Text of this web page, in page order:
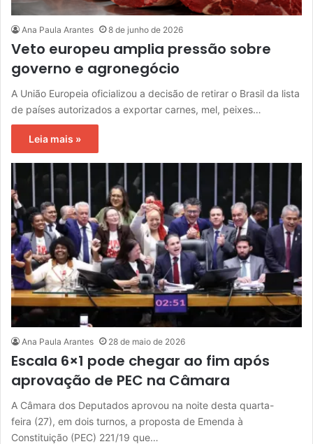
Ana Paula Arantes 8 de junho de 2026
Veto europeu amplia pressão sobre
governo e agronegócio
A União Europeia oficializou a decisão de retirar o Brasil da lista
de países autorizados a exportar carnes, mel, peixes…
Leia mais »
Ana Paula Arantes 28 de maio de 2026
Escala 6×1 pode chegar ao fim após
aprovação de PEC na Câmara
A Câmara dos Deputados aprovou na noite desta quarta-
feira (27), em dois turnos, a proposta de Emenda à
Constituição (PEC) 221/19 que…